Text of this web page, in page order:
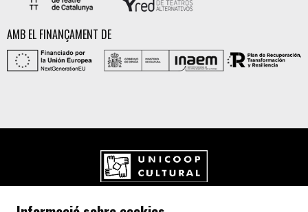
AMB EL FINANÇAMENT DE
Carrer de l'Aurora, 80 (Plaça de Cal Font)